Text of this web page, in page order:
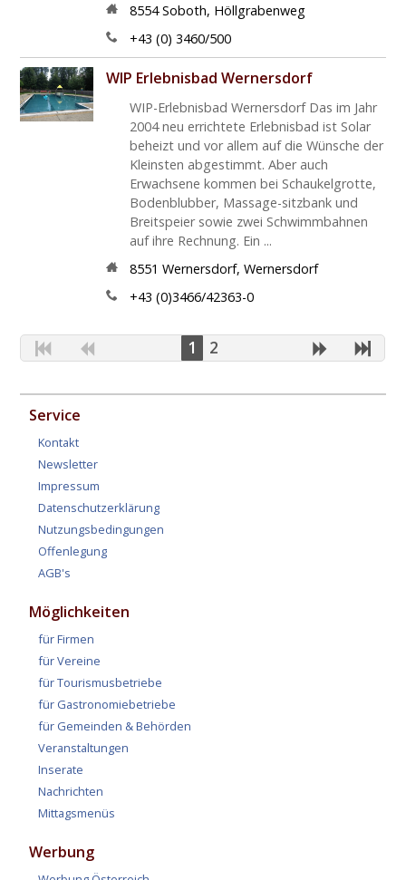
8554 Soboth, Höllgrabenweg
+43 (0) 3460/500
WIP Erlebnisbad Wernersdorf
WIP-Erlebnisbad Wernersdorf Das im Jahr
2004 neu errichtete Erlebnisbad ist Solar
beheizt und vor allem auf die Wünsche der
Kleinsten abgestimmt. Aber auch
Erwachsene kommen bei Schaukelgrotte,
Bodenblubber, Massage-sitzbank und
Breitspeier sowie zwei Schwimmbahnen
auf ihre Rechnung. Ein ...
8551 Wernersdorf, Wernersdorf
+43 (0)3466/42363-0
1 2
Service
Kontakt
Newsletter
Impressum
Datenschutzerklärung
Nutzungsbedingungen
Offenlegung
AGB's
Möglichkeiten
für Firmen
für Vereine
für Tourismusbetriebe
für Gastronomiebetriebe
für Gemeinden & Behörden
Veranstaltungen
Inserate
Nachrichten
Mittagsmenüs
Werbung